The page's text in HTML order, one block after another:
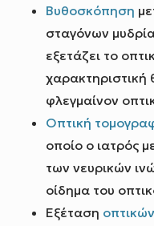
Βυθοσκόπηση
σταγόνων
εξετάζει το
χαρακτηριστική
φλεγμαίνον
Οπτική
οποίο ο ιατρός
των νευρικών
οίδημα του
Εξέταση